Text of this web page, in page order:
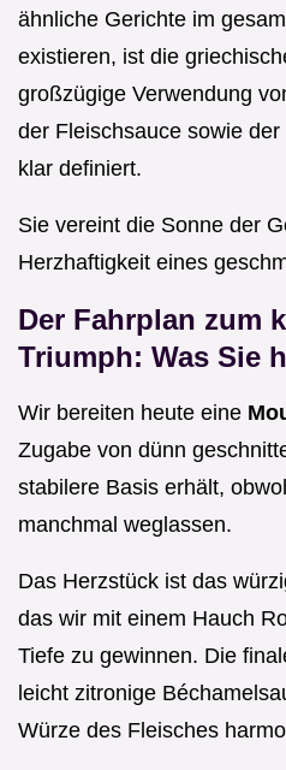
ähnliche Gerichte im
existieren, ist die
großzügige Verwendung
der Fleischsauce sowie
klar definiert.
Sie vereint die Sonne der
Herzhaftigkeit eines
Der Fahrplan zum
Triumph: Was Sie
Wir bereiten heute eine
Zugabe von dünn
stabilere Basis erhält,
manchmal weglassen.
Das Herzstück ist das
das wir mit einem Hauch
Tiefe zu gewinnen. Die
leicht zitronige
Würze des Fleisches